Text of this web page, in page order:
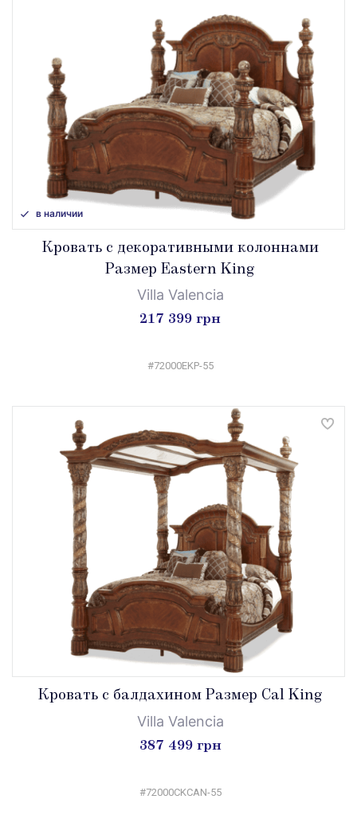
в наличии
Кровать с декоративными колоннами
Размер Eastern King
Villa Valencia
217 399 грн
#72000EKP-55
Кровать с балдахином Размер Cal King
Villa Valencia
387 499 грн
#72000CKCAN-55